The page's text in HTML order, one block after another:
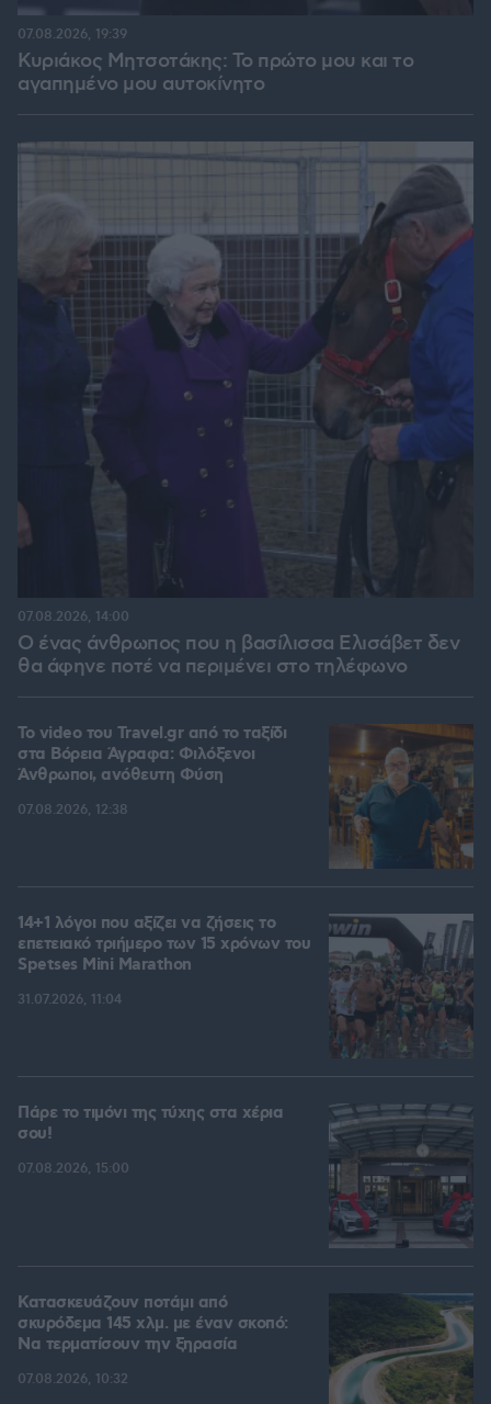
Κυριάκος Μητσοτάκης: Το πρώτο μου και το
αγαπημένο μου αυτοκίνητο
07.08.2026, 19:39
Ο ένας άνθρωπος που η βασίλισσα Ελισάβετ δεν
θα άφηνε ποτέ να περιμένει στο τηλέφωνο
07.08.2026, 14:00
To video του Travel.gr από το ταξίδι
στα Βόρεια Άγραφα: Φιλόξενοι
Άνθρωποι, ανόθευτη Φύση
07.08.2026, 12:38
14+1 λόγοι που αξίζει να ζήσεις το
επετειακό τριήμερο των 15 χρόνων του
Spetses Mini Marathon
31.07.2026, 11:04
Πάρε το τιμόνι της τύχης στα χέρια
σου!
07.08.2026, 15:00
Κατασκευάζουν ποτάμι από
σκυρόδεμα 145 χλμ. με έναν σκοπό:
Να τερματίσουν την ξηρασία
07.08.2026, 10:32